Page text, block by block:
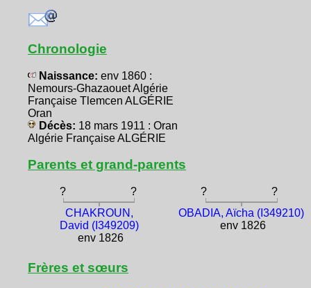
Chronologie
Naissance: env 1860 :
Nemours-Ghazaouet Algérie
Française Tlemcen ALGÉRIE
Oran
Décès: 18 mars 1911 : Oran
Algérie Française ALGÉRIE
Parents et grand-parents
? ? ?
?
CHAKROUN,
David (I349209)
env 1826
OBADIA, Aïcha (I349210)
env 1826
Frères et sœurs